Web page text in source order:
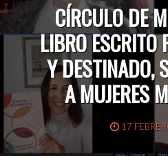
CÍRCULO DE
LIBRO ESCRITO
Y DESTINADO,
A MUJERES
17